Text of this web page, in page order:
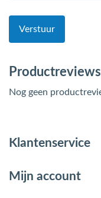
Verstuur
Productreviews
Nog geen
Klantenservice
Mijn account